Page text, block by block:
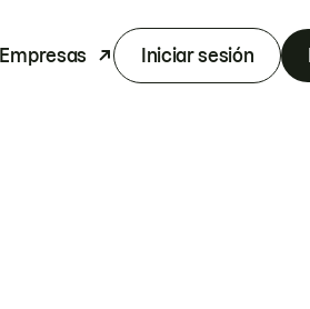
Empresas Iniciar sesión